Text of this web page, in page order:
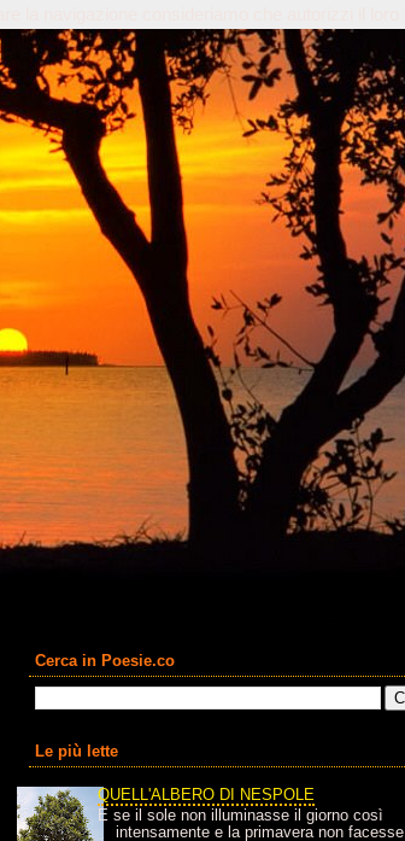
Cerca in Poesie.co
Le più lette
QUELL'ALBERO DI NESPOLE
E se il sole non illuminasse il giorno così
intensamente e la primavera non facesse